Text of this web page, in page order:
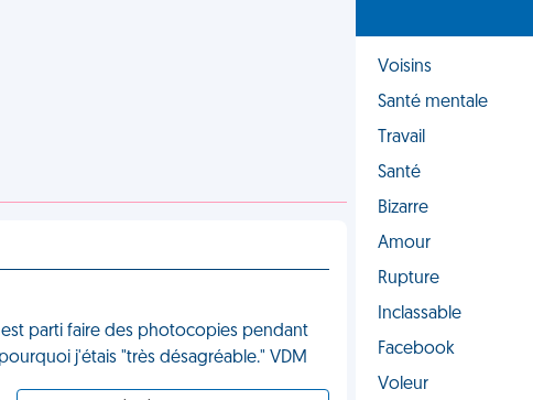
parti faire des photocopies pendant
j'étais "très désagréable." VDM
Voisins
Santé mentale
Travail
Santé
Bizarre
Amour
Rupture
Inclassable
Facebook
Voleur